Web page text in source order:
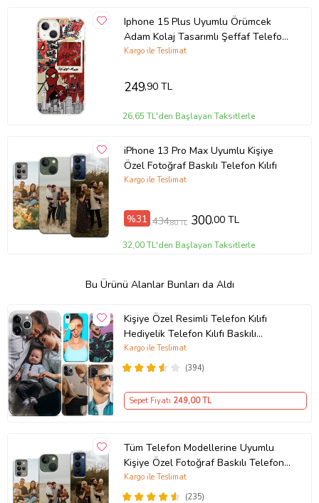
Iphone 15 Plus Uyumlu Örümcek
Adam Kolaj Tasarımlı Şeffaf Telefon
Kılıfı
Kargo ile Teslimat
249,90 TL
26,65 TL'den Başlayan Taksitlerle
iPhone 13 Pro Max Uyumlu Kişiye
Özel Fotoğraf Baskılı Telefon Kılıfı
Kargo ile Teslimat
%31 434,80 TL 300,00 TL
32,00 TL'den Başlayan Taksitlerle
Bu Ürünü Alanlar Bunları da Aldı
Kişiye Özel Resimli Telefon Kılıfı
Hediyelik Telefon Kılıfı Baskılı
Desenli Resim Gönder Telefona
Basalım (Telefon Modelleri
(394)
Kargo ile Teslimat
Sepet Fiyatı 249,00 TL
Tüm Telefon Modellerine Uyumlu
Kişiye Özel Fotoğraf Baskılı Telefon
Kılıfı
(235)
Kargo ile Teslimat